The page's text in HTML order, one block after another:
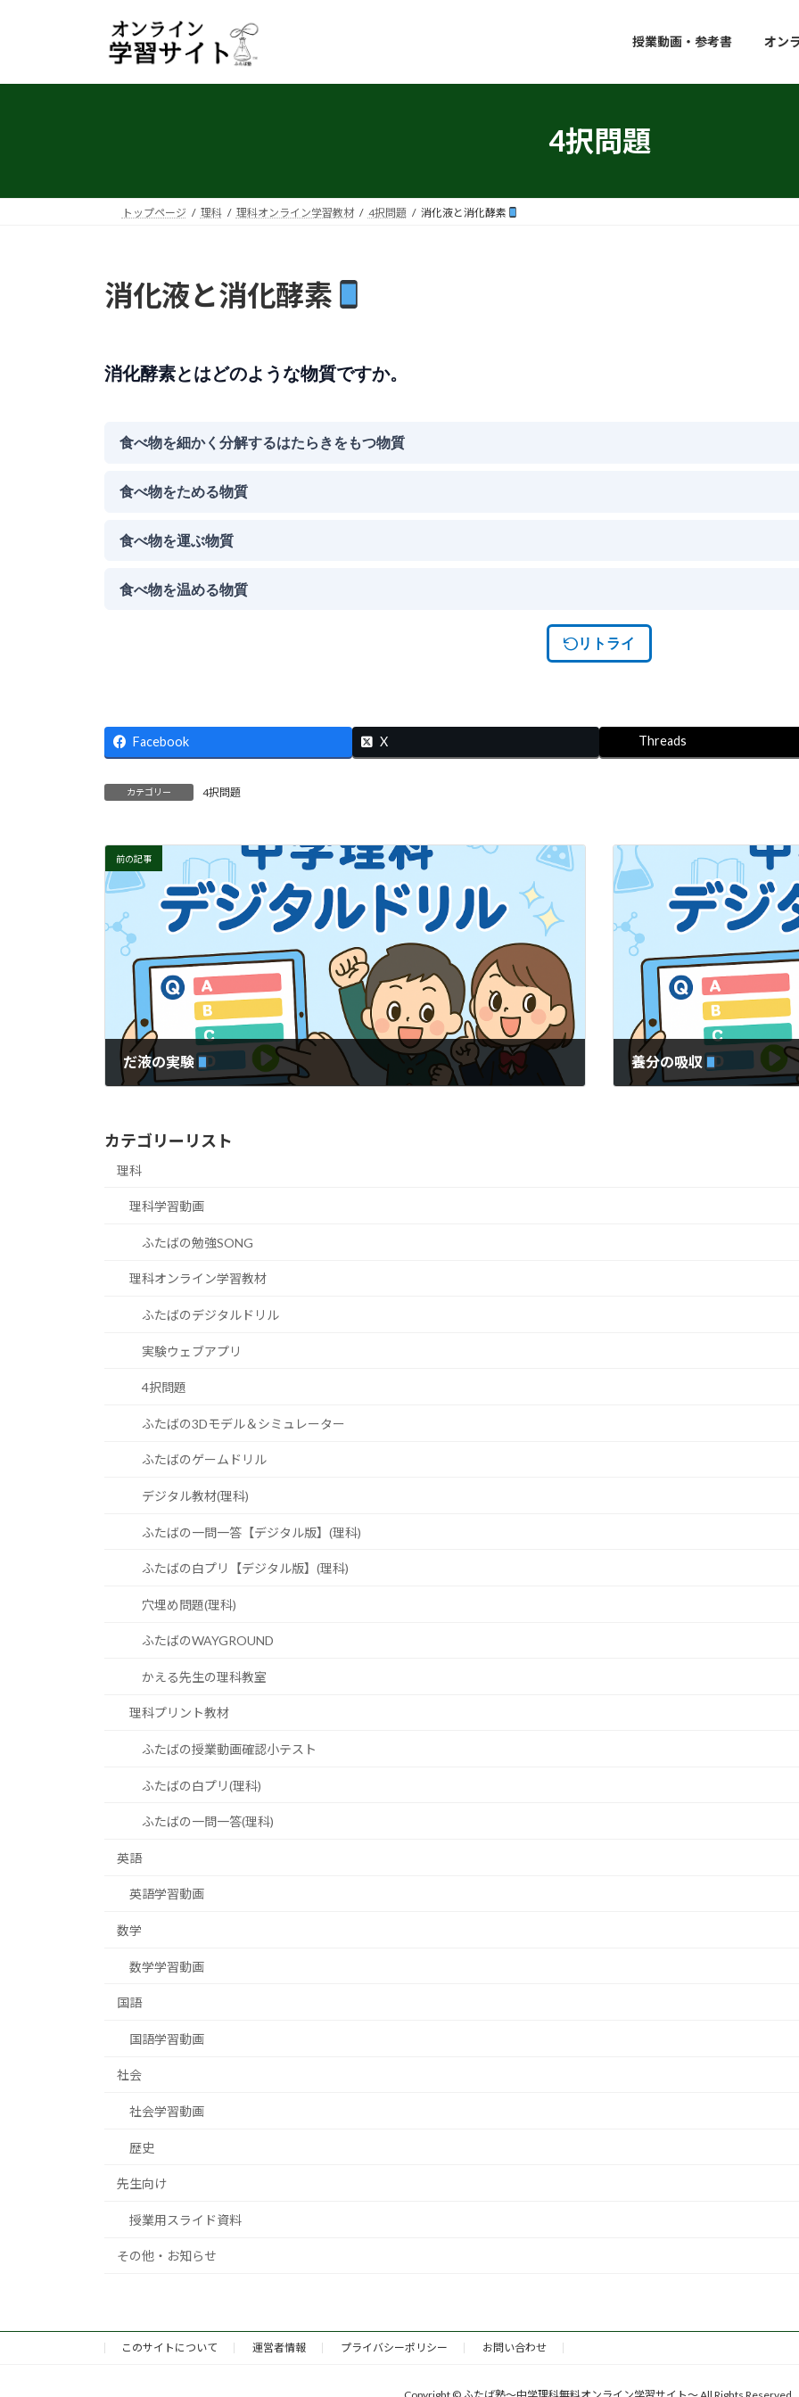
プ
動
授業動画・参考書 オン
4択問題
トップページ 理科 理科オンライン学習教材 4択問題 消化液と消化酵素
消化液と消化酵素
Facebook X Threads
カテゴリー 4択問題
前の記事
だ液の実験 養分の吸収
カテゴリーリスト
理科
理科学習動画
ふたばの勉強SONG
理科オンライン学習教材
ふたばのデジタルドリル
実験ウェブアプリ
4択問題
ふたばの3Dモデル＆シミュレーター
ふたばのゲームドリル
デジタル教材(理科)
ふたばの一問一答【デジタル版】(理科)
ふたばの白プリ【デジタル版】(理科)
穴埋め問題(理科)
ふたばのWAYGROUND
かえる先生の理科教室
理科プリント教材
ふたばの授業動画確認小テスト
ふたばの白プリ(理科)
ふたばの一問一答(理科)
英語
英語学習動画
数学
数学学習動画
国語
国語学習動画
社会
社会学習動画
歴史
先生向け
授業用スライド資料
その他・お知らせ
このサイトについて 運営者情報 プライバシーポリシー お問い合わせ